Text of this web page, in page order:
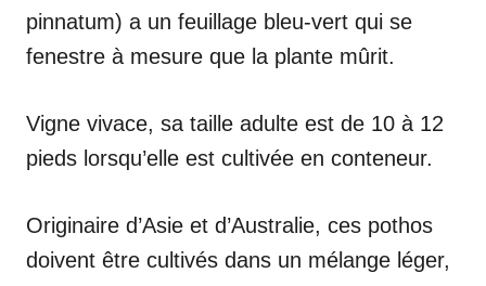
pinnatum) a un feuillage bleu-vert qui se
fenestre à mesure que la plante mûrit.
Vigne vivace, sa taille adulte est de 10 à 12
pieds lorsqu’elle est cultivée en conteneur.
Originaire d’Asie et d’Australie, ces pothos
doivent être cultivés dans un mélange léger,